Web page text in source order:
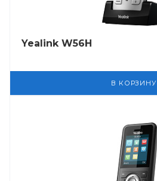
Yealink W56H
В КОРЗИНУ